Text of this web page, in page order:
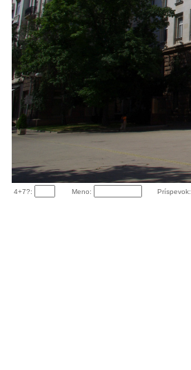
4+7?: Meno: Príspevok: